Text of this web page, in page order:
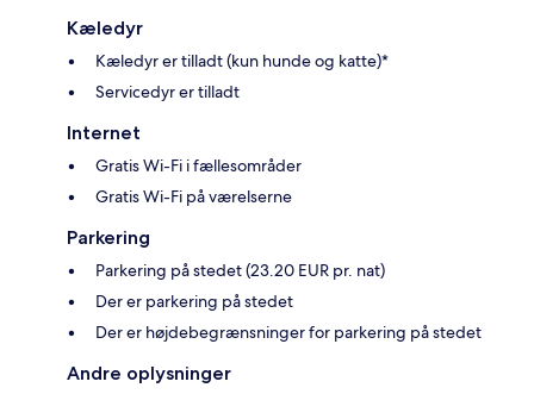
Kæledyr
Kæledyr er tilladt (kun hunde og katte)*
Servicedyr er tilladt
Internet
Gratis Wi-Fi i fællesområder
Gratis Wi-Fi på værelserne
Parkering
Parkering på stedet (23.20 EUR pr. nat)
Der er parkering på stedet
Der er højdebegrænsninger for parkering på stedet
Andre oplysninger